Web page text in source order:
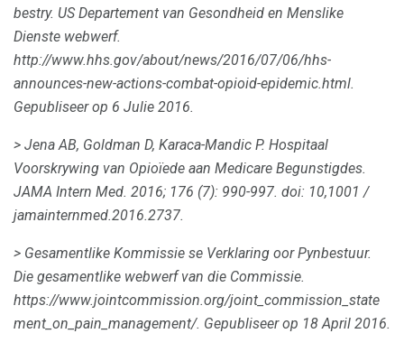
bestry. US Departement van Gesondheid en Menslike
Dienste webwerf.
http://www.hhs.gov/about/news/2016/07/06/hhs-
announces-new-actions-combat-opioid-epidemic.html.
Gepubliseer op 6 Julie 2016.
> Jena AB, Goldman D, Karaca-Mandic P. Hospitaal
Voorskrywing van Opioïede aan Medicare Begunstigdes.
JAMA Intern Med. 2016; 176 (7): 990-997. doi: 10,1001 /
jamainternmed.2016.2737.
> Gesamentlike Kommissie se Verklaring oor Pynbestuur.
Die gesamentlike webwerf van die Commissie.
https://www.jointcommission.org/joint_commission_state
ment_on_pain_management/. Gepubliseer op 18 April 2016.